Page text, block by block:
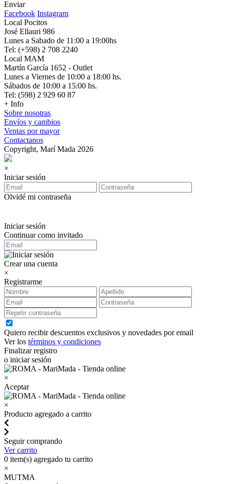
Enviar
Facebook Instagram
Local Pocitos
José Ellauri 986
Lunes a Sabado de 11:00 a 19:00hs
Tel: (+598) 2 708 2240
Local MAM
Martín García 1652 - Outlet
Lunes a Viernes de 10:00 a 18:00 hs.
Sábados de 10:00 a 15:00 hs.
Tel: (598) 2 929 60 87
+ Info
Sobre nosotras
Envíos y cambios
Ventas por mayor
Contactanos
Copyright, Marí Mada 2026
×
Iniciar sesión
Olvidé mi contraseña
Iniciar sesión
Continuar como invitado
Crear una cuenta
×
Registrarme
Quiero recibir descuentos exclusivos y novedades por email
Ver los términos y condiciones
Finalizar registro
o iniciar sesión
×
Aceptar
×
Producto agregado a carrito
Seguir comprando
Ver carrito
0 item(s) agregado tu carrito
×
MUTMA